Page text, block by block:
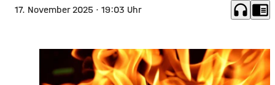
17. November 2025 · 19:03 Uhr headphones chrome_reader_mode